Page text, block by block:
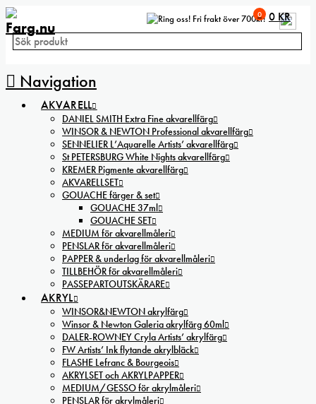
Fri frakt över 700kr!
Navigation
0 0 KR
AKVARELL
DANIEL SMITH Extra Fine akvarellfärg
WINSOR & NEWTON Professional akvarellfärg
SENNELIER L’Aquarelle Artists’ akvarellfärg
St PETERSBURG White Nights akvarellfärg
KREMER Pigmente akvarellfärg
AKVARELLSET
GOUACHE färger & set
GOUACHE 37ml
GOUACHE SET
MEDIUM för akvarellmåleri
PENSLAR för akvarellmåleri
PAPPER & underlag för akvarellmåleri
TILLBEHÖR för akvarellmåleri
PASSEPARTOUTSKÄRARE
AKRYL
WINSOR&NEWTON akrylfärg
Winsor & Newton Galeria akrylfärg 60ml
DALER-ROWNEY Cryla Artists’ akrylfärg
FW Artists’ Ink flytande akrylbläck
FLASHE Lefranc & Bourgeois
AKRYLSET och AKRYLPAPPER
MEDIUM/GESSO för akrylmåleri
PENSLAR för akrylmåleri